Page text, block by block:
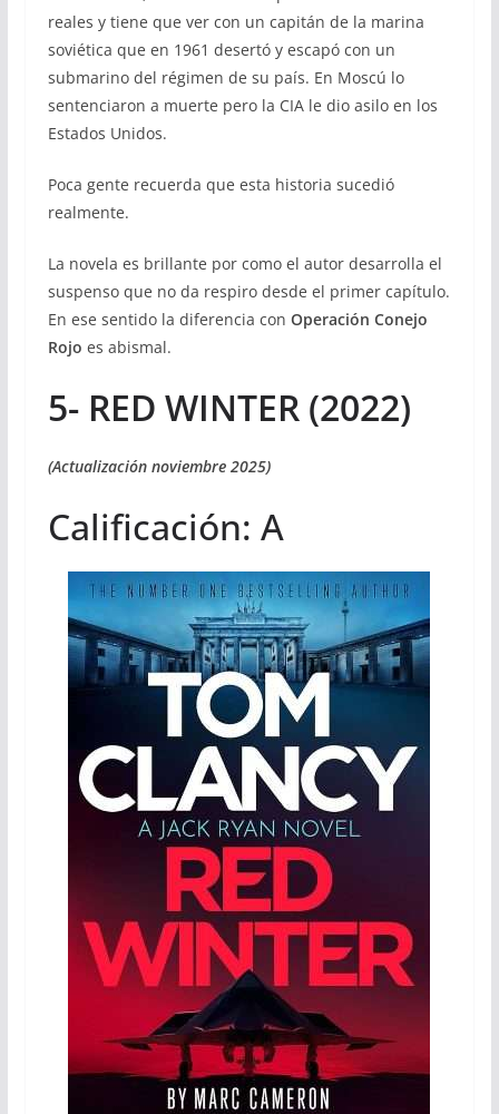
reales y tiene que ver con un capitán de la marina
soviética que en 1961 desertó y escapó con un
submarino del régimen de su país. En Moscú lo
sentenciaron a muerte pero la CIA le dio asilo en los
Estados Unidos.
Poca gente recuerda que esta historia sucedió
realmente.
La novela es brillante por como el autor desarrolla el
suspenso que no da respiro desde el primer capítulo.
En ese sentido la diferencia con Operación Conejo
Rojo es abismal.
5- RED WINTER (2022)
(Actualización noviembre 2025)
Calificación: A